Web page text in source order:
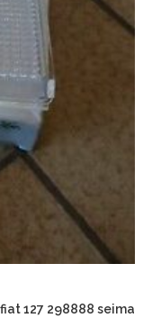
127 298888 seima